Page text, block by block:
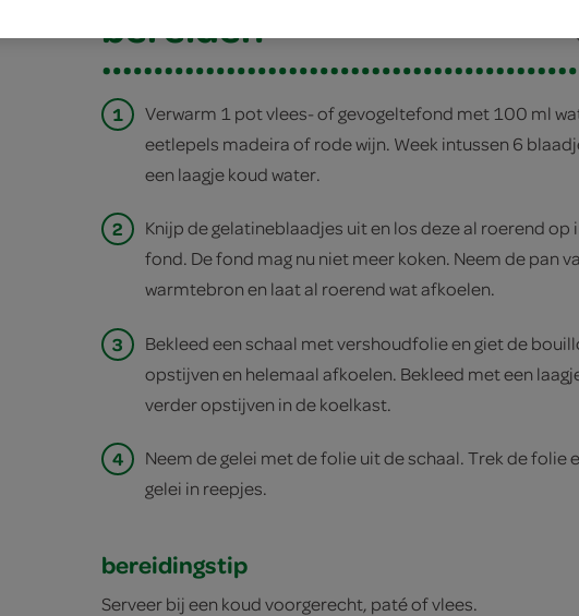
bereiden
1
Verwarm 1 pot vlees- of gevogeltefond met 100 ml
eetlepels madeira of rode wijn. Week intussen 6
een laagje koud water.
2
Knijp de gelatineblaadjes uit en los deze al roerend op
fond. De fond mag nu niet meer koken. Neem de pan
warmtebron en laat al roerend wat afkoelen.
3
Bekleed een schaal met vershoudfolie en giet de
opstijven en helemaal afkoelen. Bekleed met een
verder opstijven in de koelkast.
4
Neem de gelei met de folie uit de schaal. Trek de folie
gelei in reepjes.
bereidingstip
Serveer bij een koud voorgerecht, paté of vlees.